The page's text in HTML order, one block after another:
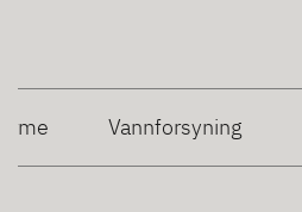
Vannforsyning